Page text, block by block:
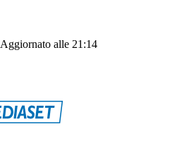
Aggiornato alle 21:14